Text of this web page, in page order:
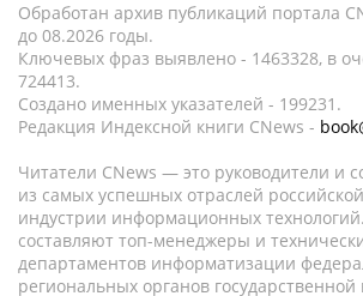
Обработан архив публикаций портала
до 08.2026 годы.
Ключевых фраз выявлено - 1463328, в
724413.
Создано именных указателей - 199231.
Редакция Индексной книги CNews -
Читатели CNews — это руководители и
из самых успешных отраслей
индустрии информационных
составляют топ-менеджеры и
департаментов информатизации
региональных органов государственной